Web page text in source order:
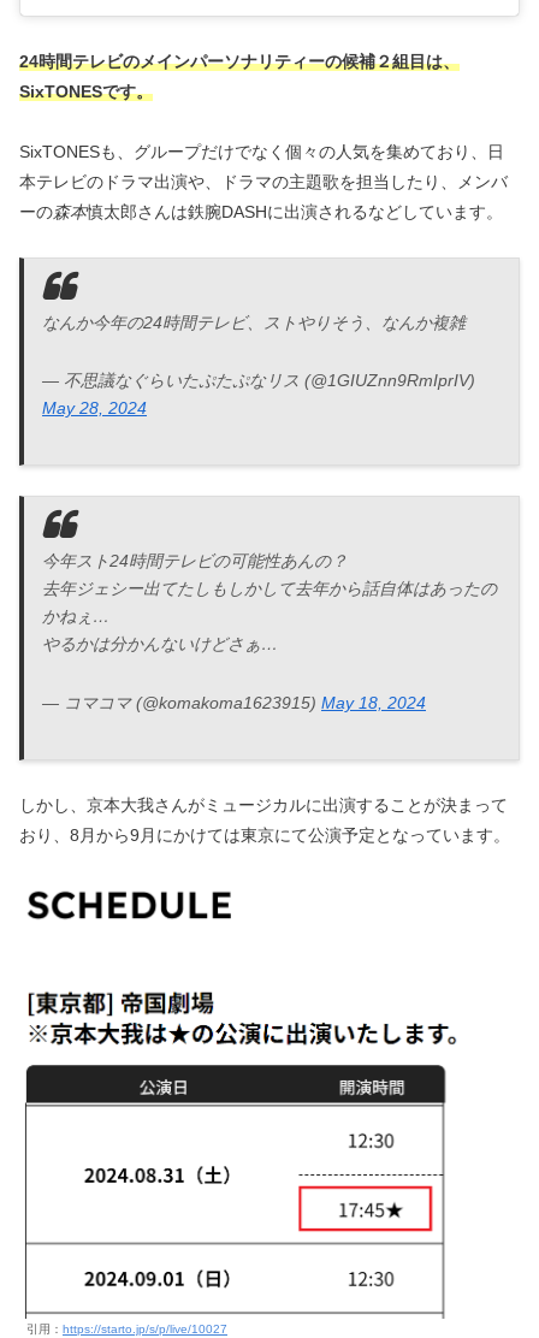
24時間テレビのメインパーソナリティーの候補２組目は、
SixTONESです。
SixTONESも、グループだけでなく個々の人気を集めており、日
本テレビのドラマ出演や、ドラマの主題歌を担当したり、メンバ
ーの森本慎太郎さんは鉄腕DASHに出演されるなどしています。
なんか今年の24時間テレビ、ストやりそう、なんか複雑
— 不思議なぐらいたぷたぷなリス (@1GIUZnn9RmIprIV)
May 28, 2024
今年スト24時間テレビの可能性あんの？
去年ジェシー出てたしもしかして去年から話自体はあったの
かねぇ…
やるかは分かんないけどさぁ…
— コマコマ (@komakoma1623915) May 18, 2024
しかし、京本大我さんがミュージカルに出演することが決まって
おり、8月から9月にかけては東京にて公演予定となっています。
引用： https://starto.jp/s/p/live/10027